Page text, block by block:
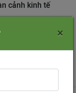
cảnh kinh tế
đầu tư
×